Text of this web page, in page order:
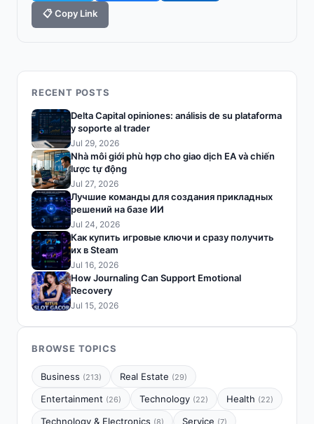
📋 Copy Link
RECENT POSTS
Delta Capital opiniones: análisis de su plataforma
y soporte al trader
Jul 29, 2026
Nhà môi giới phù hợp cho giao dịch EA và chiến
lược tự động
Jul 27, 2026
Лучшие команды для создания прикладных
решений на базе ИИ
Jul 24, 2026
Как купить игровые ключи и сразу получить
их в Steam
Jul 16, 2026
How Journaling Can Support Emotional
Recovery
Jul 15, 2026
BROWSE TOPICS
Business (213) Real Estate (29)
Entertainment (26) Technology (22) Health (22)
Technology & Electronics (8) Service (7)